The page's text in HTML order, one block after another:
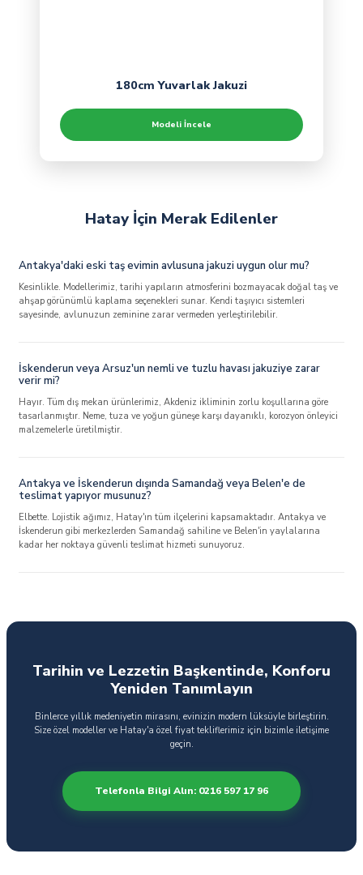
180cm Yuvarlak Jakuzi
Modeli İncele
Hatay İçin Merak Edilenler
Antakya'daki eski taş evimin avlusuna jakuzi uygun olur mu?
Kesinlikle. Modellerimiz, tarihi yapıların atmosferini bozmayacak doğal taş ve
ahşap görünümlü kaplama seçenekleri sunar. Kendi taşıyıcı sistemleri
sayesinde, avlunuzun zeminine zarar vermeden yerleştirilebilir.
İskenderun veya Arsuz'un nemli ve tuzlu havası jakuziye zarar
verir mi?
Hayır. Tüm dış mekan ürünlerimiz, Akdeniz ikliminin zorlu koşullarına göre
tasarlanmıştır. Neme, tuza ve yoğun güneşe karşı dayanıklı, korozyon önleyici
malzemelerle üretilmiştir.
Antakya ve İskenderun dışında Samandağ veya Belen'e de
teslimat yapıyor musunuz?
Elbette. Lojistik ağımız, Hatay'ın tüm ilçelerini kapsamaktadır. Antakya ve
İskenderun gibi merkezlerden Samandağ sahiline ve Belen'in yaylalarına
kadar her noktaya güvenli teslimat hizmeti sunuyoruz.
Tarihin ve Lezzetin Başkentinde, Konforu
Yeniden Tanımlayın
Binlerce yıllık medeniyetin mirasını, evinizin modern lüksüyle birleştirin.
Size özel modeller ve Hatay'a özel fiyat tekliflerimiz için bizimle iletişime
geçin.
Telefonla Bilgi Alın: 0216 597 17 96